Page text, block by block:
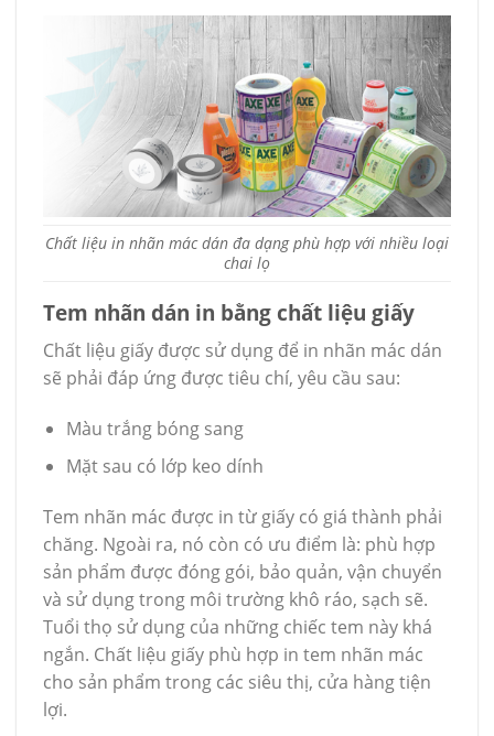
Chất liệu in nhãn mác dán đa dạng phù hợp với nhiều loại
chai lọ
Tem nhãn dán in bằng chất liệu giấy
Chất liệu giấy được sử dụng để in nhãn mác dán
sẽ phải đáp ứng được tiêu chí, yêu cầu sau:
Màu trắng bóng sang
Mặt sau có lớp keo dính
Tem nhãn mác được in từ giấy có giá thành phải
chăng. Ngoài ra, nó còn có ưu điểm là: phù hợp
sản phẩm được đóng gói, bảo quản, vận chuyển
và sử dụng trong môi trường khô ráo, sạch sẽ.
Tuổi thọ sử dụng của những chiếc tem này khá
ngắn. Chất liệu giấy phù hợp in tem nhãn mác
cho sản phẩm trong các siêu thị, cửa hàng tiện
lợi.